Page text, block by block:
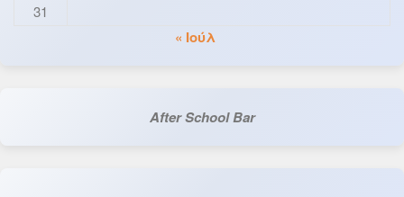
31
« Ιούλ
After School Bar